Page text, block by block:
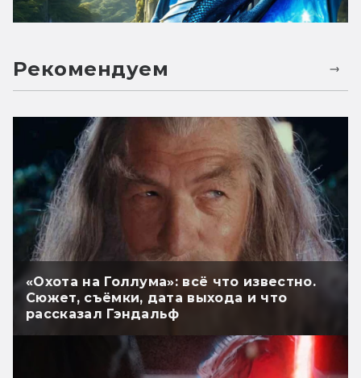
Рекомендуем
«Охота на Голлума»: всё что известно.
Сюжет, съёмки, дата выхода и что
рассказал Гэндальф